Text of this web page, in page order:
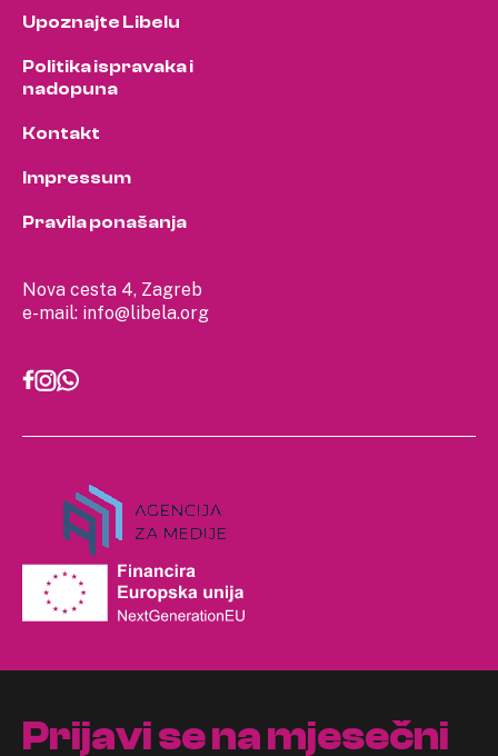
Nova cesta 4, Zagreb
e-mail: info@libela.org
Upoznajte Libelu
Politika ispravaka i
nadopuna
Kontakt
Impressum
Pravila ponašanja
Prijavi se na mjesečni